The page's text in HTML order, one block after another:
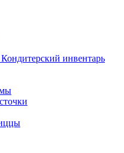
Кондитерский инвентарь